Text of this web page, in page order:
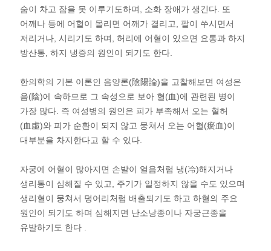
숨이 차고 잠을 못 이루기도하며, 소화 장애가 생긴다. 또
어깨나 등에 어혈이 몰리면 어깨가 결리고, 팔이 쑤시면서
저리거나, 시리기도 하며, 허리에 어혈이 있으면 요통과 하지
방산통, 하지 냉증의 원인이 되기도 한다.
한의학의 기본 이론인 음양론(陰陽論)을 고찰해보면 여성은
음(陰)에 속하므로 그 속성으로 보아 혈(血)에 관련된 병이
가장 많다. 즉 여성병의 원인은 피가 부족해서 오는 혈허
(血虛)와 피가 순환이 되지 않고 뭉쳐서 오는 어혈(瘀血)이
대부분을 차지한다고 할 수 있다.
자궁에 어혈이 많아지면 손발이 얼음처럼 냉(冷)해지거나
생리통이 심해질 수 있고, 주기가 일정하지 않을 수도 있으며
생리혈이 뭉쳐서 덩어리처럼 배출되기도 하고 하혈의 주요
원인이 되기도 하며 심해지면 난소낭종이나 자궁근종을
유발하기도 한다 .